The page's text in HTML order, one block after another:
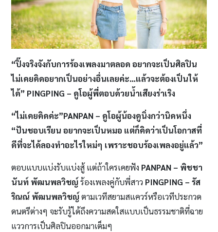
“ปิ๊งจริงจังกับการร้องเพลงมาตลอด อยากจะเป็นศิลปิน
ไม่เคยคิดอยากเป็นอย่างอื่นเลยค่ะ…แล้วจะต้องเป็นให้
ได้” PINGPING – ดูโอผู้พี่ตอบด้วยน้ำเสียงร่าเริง
“ไม่เคยคิดค่ะ”PANPAN – ดูโอผู้น้องดูนิ่งกว่านิดหนึ่ง
“ปันชอบเรียน อยากจะเป็นหมอ แต่ก็คิดว่าเป็นโอกาสที่
ดีที่จะได้ลองทำอะไรใหม่ๆ เพราะชอบร้องเพลงอยู่แล้ว”
ตอบแบบแบ่งรับแบ่งสู้ แต่ถ้าใครเคยฟัง PANPAN – พิชชา
นันท์ พัฒนพลวิชญ์ร้องเพลงคู่กับพี่สาว PINGPING – รัส
ริณณ์ พัฒนพลวิชญ์ตามเวทีสยามสแควร์หรือเวทีประกวด
ดนตรีต่างๆ จะรับรู้ได้ถึงความสดใสแบบเป็นธรรมชาติที่ฉาย
แววการเป็นศิลปินออกมาเต็มๆ